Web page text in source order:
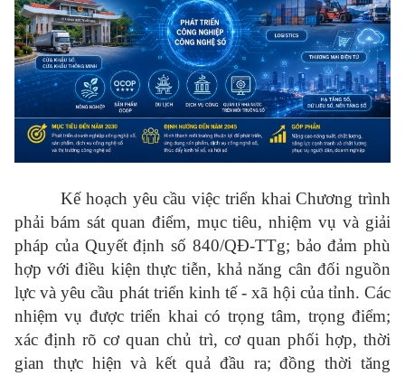
Kế hoạch yêu cầu việc triển khai Chương trình
phải bám sát quan điểm, mục tiêu, nhiệm vụ và giải
pháp của Quyết định số 840/QĐ-TTg; bảo đảm phù
hợp với điều kiện thực tiễn, khả năng cân đối nguồn
lực và yêu cầu phát triển kinh tế - xã hội của tỉnh. Các
nhiệm vụ được triển khai có trọng tâm, trọng điểm;
xác định rõ cơ quan chủ trì, cơ quan phối hợp, thời
gian thực hiện và kết quả đầu ra; đồng thời tăng